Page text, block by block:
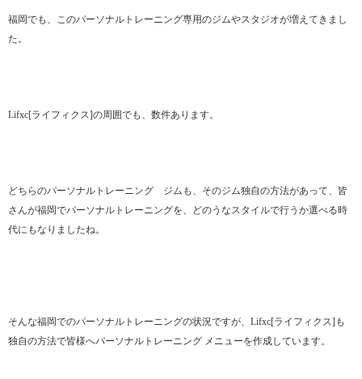
福岡でも、このパーソナルトレーニング専用のジムやスタジオが増えてきまし
た。
Lifxc[ライフィクス]の周囲でも、数件あります。
どちらのパーソナルトレーニング ジムも、そのジム独自の方法があって、皆
さんが福岡でパーソナルトレーニングを、どのうなスタイルで行うか選べる時
代にもなりましたね。
そんな福岡でのパーソナルトレーニングの状況ですが、Lifxc[ライフィクス]も
独自の方法で皆様へパーソナルトレーニング メニューを作成しています。